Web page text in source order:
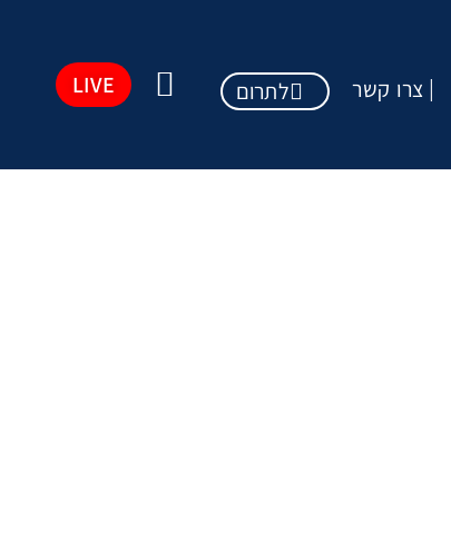
LIVE לתרום צרו קשר